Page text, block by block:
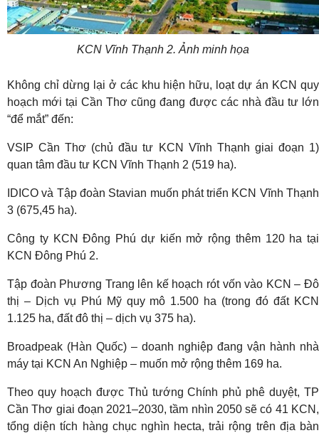
KCN Vĩnh Thạnh 2. Ảnh minh họa
Không chỉ dừng lại ở các khu hiện hữu, loạt dự án KCN quy
hoạch mới tại Cần Thơ cũng đang được các nhà đầu tư lớn
“để mắt” đến:
VSIP Cần Thơ (chủ đầu tư KCN Vĩnh Thạnh giai đoạn 1)
quan tâm đầu tư KCN Vĩnh Thạnh 2 (519 ha).
IDICO và Tập đoàn Stavian muốn phát triển KCN Vĩnh Thạnh
3 (675,45 ha).
Công ty KCN Đông Phú dự kiến mở rộng thêm 120 ha tại
KCN Đông Phú 2.
Tập đoàn Phương Trang lên kế hoạch rót vốn vào KCN – Đô
thị – Dịch vụ Phú Mỹ quy mô 1.500 ha (trong đó đất KCN
1.125 ha, đất đô thị – dịch vụ 375 ha).
Broadpeak (Hàn Quốc) – doanh nghiệp đang vận hành nhà
máy tại KCN An Nghiệp – muốn mở rộng thêm 169 ha.
Theo quy hoạch được Thủ tướng Chính phủ phê duyệt, TP
Cần Thơ giai đoạn 2021–2030, tầm nhìn 2050 sẽ có 41 KCN,
tổng diện tích hàng chục nghìn hecta, trải rộng trên địa bàn